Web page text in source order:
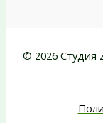
© 2026 Студия